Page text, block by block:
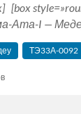
[box
Ата-I —
ТЭ33А-0092